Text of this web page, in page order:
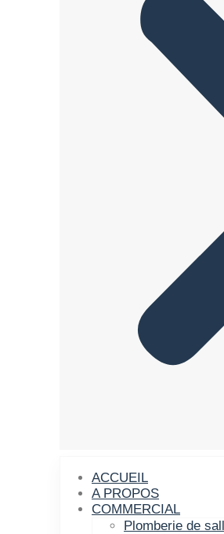
ACCUEIL
A PROPOS
COMMERCIAL
Plomberie de